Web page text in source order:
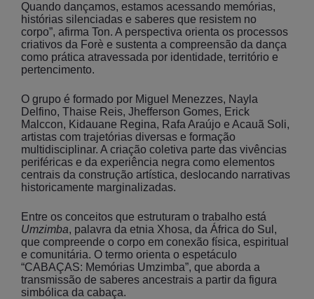
Quando dançamos, estamos acessando memórias,
histórias silenciadas e saberes que resistem no
corpo”, afirma Ton. A perspectiva orienta os processos
criativos da Forè e sustenta a compreensão da dança
como prática atravessada por identidade, território e
pertencimento.
O grupo é formado por Miguel Menezzes, Nayla
Delfino, Thaise Reis, Jhefferson Gomes, Erick
Malccon, Kidauane Regina, Rafa Araújo e Acauã Soli,
artistas com trajetórias diversas e formação
multidisciplinar. A criação coletiva parte das vivências
periféricas e da experiência negra como elementos
centrais da construção artística, deslocando narrativas
historicamente marginalizadas.
Entre os conceitos que estruturam o trabalho está
Umzimba, palavra da etnia Xhosa, da África do Sul,
que compreende o corpo em conexão física, espiritual
e comunitária. O termo orienta o espetáculo
“CABAÇAS: Memórias Umzimba”, que aborda a
transmissão de saberes ancestrais a partir da figura
simbólica da cabaça.